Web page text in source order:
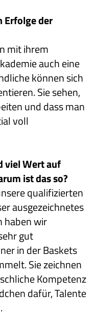
Erfolge der
mit ihrem
auch eine
können sich
Sie sehen,
und dass man
voll
viel Wert auf
ist das so?
qualifizierten
ausgezeichnetes
haben wir
gut
in der Baskets
Sie zeichnen
Kompetenz
dafür, Talente